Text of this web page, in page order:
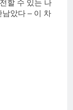
할 수 있는 나
남았다 – 이 차